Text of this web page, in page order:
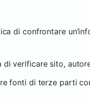
di confrontare
di verificare sito,
fonti di terze parti